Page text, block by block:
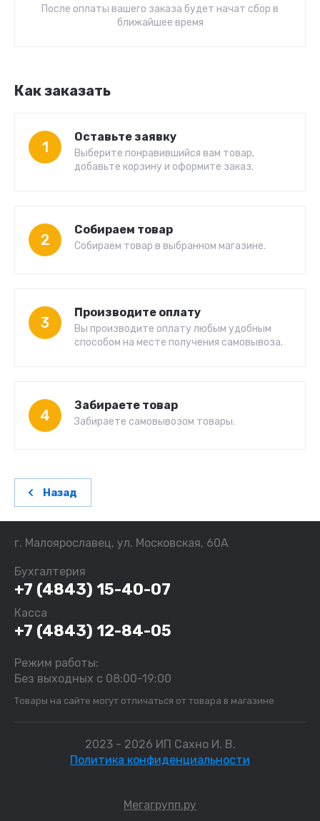
После оплаты вашего заказа будет начат сбор в
ближайшее время
Как заказать
1
Оставьте заявку
Выберите понравившийся вам товар,
добавьте корзину и оформите заказ.
2
Собираем товар
Собираем товар в выбранном магазине.
3
Производите оплату
Вы производите оплату любым удобным
способом на месте получения самовывоза.
4
Забираете товар
Забираете самовывозом товары.
Назад
г. Малоярославец, ул. Московская, 60А
Бухгалтерия
+7 (4843) 15-40-07
Касса
+7 (4843) 12-84-05
Режим работы:
Без выходных с 08:00-19:00
Товары на сайте могут отличаться от товара в магазине
2023 - 2026 ИП Сахно И. В.
Политика конфиденциальности
Мегагрупп.ру